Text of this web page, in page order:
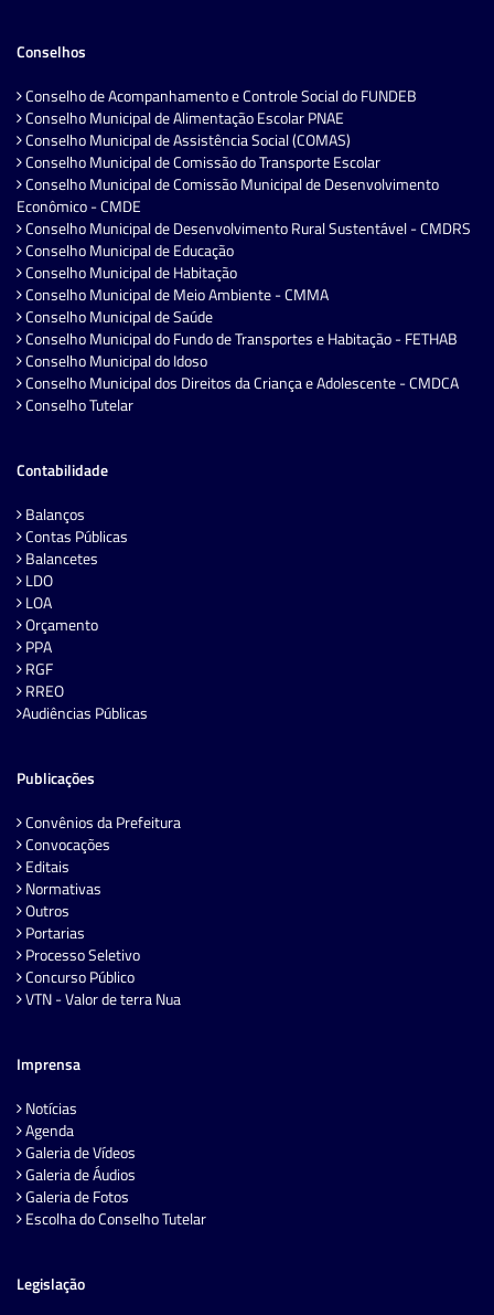
Conselhos
Conselho de Acompanhamento e Controle Social do FUNDEB
Conselho Municipal de Alimentação Escolar PNAE
Conselho Municipal de Assistência Social (COMAS)
Conselho Municipal de Comissão do Transporte Escolar
Conselho Municipal de Comissão Municipal de Desenvolvimento
Econômico - CMDE
Conselho Municipal de Desenvolvimento Rural Sustentável - CMDRS
Conselho Municipal de Educação
Conselho Municipal de Habitação
Conselho Municipal de Meio Ambiente - CMMA
Conselho Municipal de Saúde
Conselho Municipal do Fundo de Transportes e Habitação - FETHAB
Conselho Municipal do Idoso
Conselho Municipal dos Direitos da Criança e Adolescente - CMDCA
Conselho Tutelar
Contabilidade
Balanços
Contas Públicas
Balancetes
LDO
LOA
Orçamento
PPA
RGF
RREO
Audiências Públicas
Publicações
Convênios da Prefeitura
Convocações
Editais
Normativas
Outros
Portarias
Processo Seletivo
Concurso Público
VTN - Valor de terra Nua
Imprensa
Notícias
Agenda
Galeria de Vídeos
Galeria de Áudios
Galeria de Fotos
Escolha do Conselho Tutelar
Legislação